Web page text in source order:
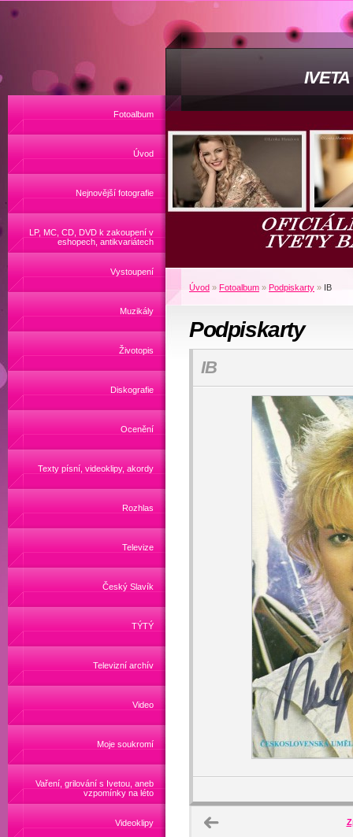
Fotoalbum
Úvod
Nejnovější fotografie
LP, MC, CD, DVD k zakoupení v
eshopech, antikvariátech
Vystoupení
Muzikály
Životopis
Diskografie
Ocenění
Texty písní, videoklipy, akordy
Rozhlas
Televize
Český Slavík
TÝTÝ
Televizní archív
Video
Moje soukromí
Vaření, grilování s Ivetou, aneb
vzpomínky na léto
Videoklipy
Úvod » Fotoalbum » Podpiskarty » IB
Podpiskarty
IB